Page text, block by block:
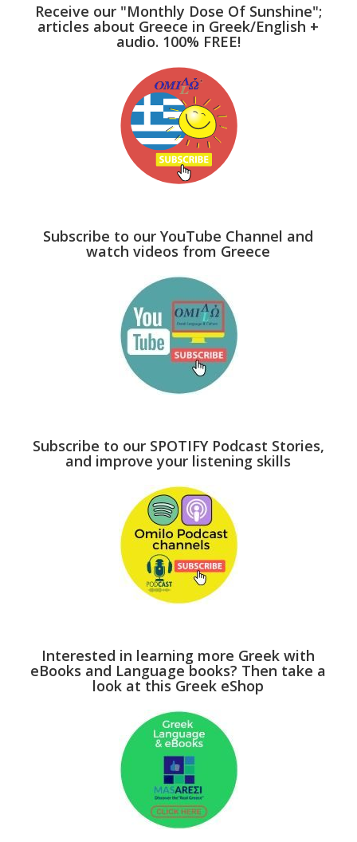
Receive our "Monthly Dose Of Sunshine";
articles about Greece in Greek/English +
audio. 100% FREE!
Subscribe to our YouTube Channel and
watch videos from Greece
Subscribe to our SPOTIFY Podcast Stories,
and improve your listening skills
Interested in learning more Greek with
eBooks and Language books? Then take a
look at this Greek eShop